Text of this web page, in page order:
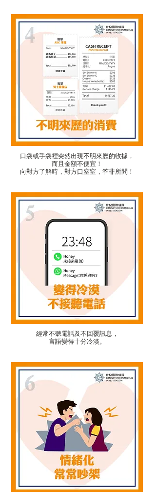
口袋或手袋裡突然出現不明來歷的收據，
而且金額不便宜！
向對方了解時，對方口窒窒，答非所問！
經常不聽電話及不回覆訊息，
​言語變得十分冷淡。